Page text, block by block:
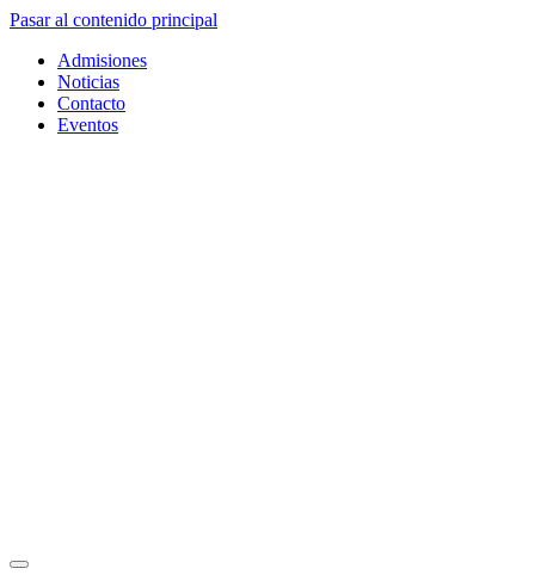
Pasar al contenido principal
Admisiones
Noticias
Contacto
Eventos